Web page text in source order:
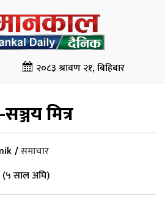
२०८३ श्रावण २१, बिहिबार
मित्र
/समाचार
साल अघि)